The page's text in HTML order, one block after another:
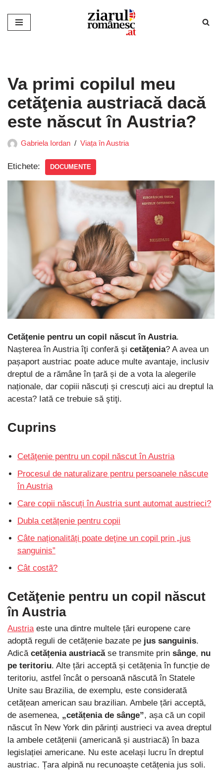
Sari
Va primi copilul meu
cetăţenia austriacă dacă
este născut în Austria?
Gabriela Iordan Viața în Austria
Etichete: DOCUMENTE
Cetăţenie pentru un copil născut în Austria.
Nașterea în Austria îţi conferă şi cetăţenia? A avea un
pașaport austriac poate aduce multe avantaje, inclusiv
dreptul de a rămâne în țară și de a vota la alegerile
naționale, dar copiii născuți și crescuți aici au dreptul la
acesta? Iată ce trebuie să ştiţi.
Cuprins
Cetăţenie pentru un copil născut în Austria
Procesul de naturalizare pentru persoanele născute
în Austria
Care copii născuți în Austria sunt automat austrieci?
Dubla cetățenie pentru copii
Câte naționalități poate deţine un copil prin „jus
sanguinis”
Cât costã?
Cetăţenie pentru un copil născut
în Austria
Austria este una dintre multele țări europene care
adoptă reguli de cetățenie bazate pe jus sanguinis.
Adică cetățenia austriacăse transmite prin sânge, nu
pe teritoriu. Alte țări acceptă și cetățenia în funcție de
teritoriu, astfel încât o persoană născută în Statele
Unite sau Brazilia, de exemplu, este considerată
cetățean american sau brazilian. Ambele țări acceptă,
de asemenea, „cetățenia de sânge”, așa că un copil
născut în New York din părinți austrieci va avea dreptul
la ambele cetățenii (americană și austriacă) în baza
legislației americane. Nu este același lucru în dreptul
austriac. Țara alpină nu recunoaște cetățenia jus soli.